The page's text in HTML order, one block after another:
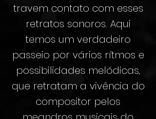
travem contato com esses
retratos sonoros. Aqui
temos um verdadeiro
passeio por vários rítmos e
possibilidades melódicas,
que retratam a vivência do
compositor pelos